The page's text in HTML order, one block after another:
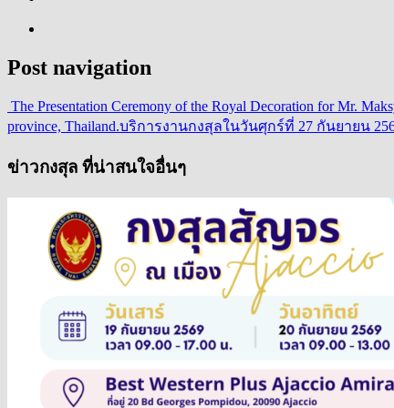
Post navigation
The Presentation Ceremony of the Royal Decoration for Mr.
province, Thailand.บริการงานกงสุลในวันศุกร์ที่ 27 กันยายน
ข่าวกงสุล ที่น่าสนใจอื่นๆ